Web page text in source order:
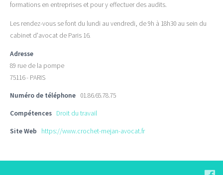
formations en entreprises et pour y effectuer des audits.
Les rendez-vous se font du lundi au vendredi, de 9h à 18h30 au sein du
cabinet d'avocat de Paris 16.
Adresse
89 rue de la pompe
75116 - PARIS
Numéro de téléphone 01.86.65.78.75
Compétences Droit du travail
Site Web https://www.crochet-mejan-avocat.fr